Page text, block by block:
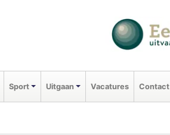
Sport Uitgaan Vacatures Contact